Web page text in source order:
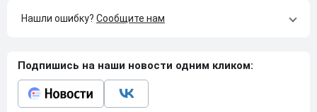
Нашли ошибку? Сообщите нам
Подпишись на наши новости одним кликом: